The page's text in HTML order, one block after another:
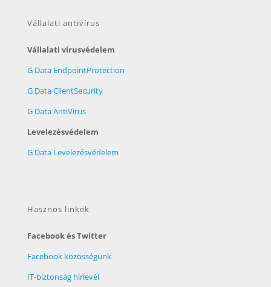
Vállalati antivírus
Vállalati vírusvédelem
G Data EndpointProtection
G Data ClientSecurity
G Data AntiVirus
Levelezésvédelem
G Data Levelezésvédelem
Hasznos linkek
Facebook és Twitter
Facebook közösségünk
IT-biztonság hírlevél